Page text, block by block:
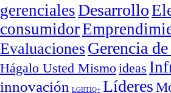
gerencialesDesarrollo
consumidor
EvaluacionesGerencia
Hágalo Usted Mismoideas
innovación LGBTIQ+ Líderes